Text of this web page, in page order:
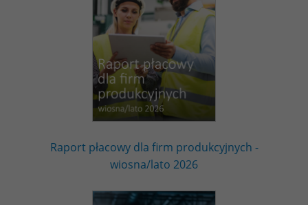
Raport płacowy dla firm produkcyjnych -
wiosna/lato 2026